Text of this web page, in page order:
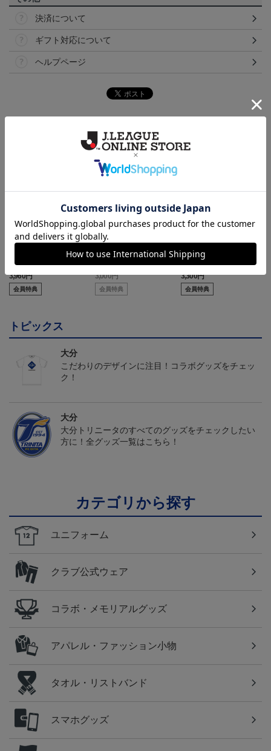
決済について
ギフト対応について
ヘルプページ
トリニータサンシェード
3,960円
会員特典
TRINITA LIGHT PARADE
ペンライト白（ニータンv
er.）
3,000円
会員特典
25TRINITA×PUMAウェス
トバッグ
3,300円
会員特典
トピックス
大分
こだわりのデザインに注目！コラボグッズをチェッ
ク！
大分
大分トリニータのすべてのグッズをチェックしたい
方に！全グッズ一覧はこちら！
カテゴリから探す
ユニフォーム
クラブ公式ウェア
コラボ・メモリアルグッズ
アパレル・ファッション小物
タオル・リストバンド
スマホグッズ